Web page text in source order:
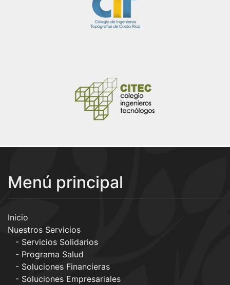
Menú principal
Inicio
Nuestros Servicios
Servicios Solidarios
Programa Salud
Soluciones Financieras
Soluciones Empresariales